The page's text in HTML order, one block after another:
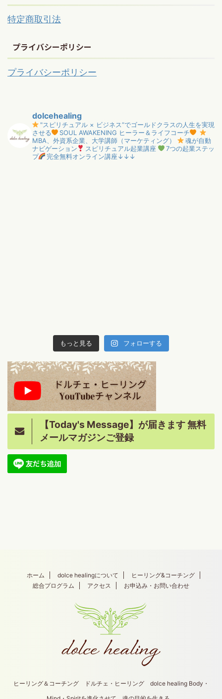
特定商取引法
プライバシーポリシー
プライバシーポリシー
dolcehealing
"スピリチュアル × ビジネス”でゴールドクラスの人生を実現
させる
SOUL AWAKENING ヒーラー＆ライフコーチ
MBA、外資系企業、大学講師（マーケティング）
魂が自動
ナビゲーション
スピリチュアル起業講座
7つの起業ステッ
プ
完全無料オンライン講座↓↓↓
もっと見る フォローする
【Today's Message】が届きます 無料
メールマガジンご登録
ホーム dolce healingについて
ヒーリング&コーチング
総合プログラム
アクセス お申込み・お問い合わせ
ヒーリング＆コーチング ドルチェ・ヒーリング dolce healing Body・